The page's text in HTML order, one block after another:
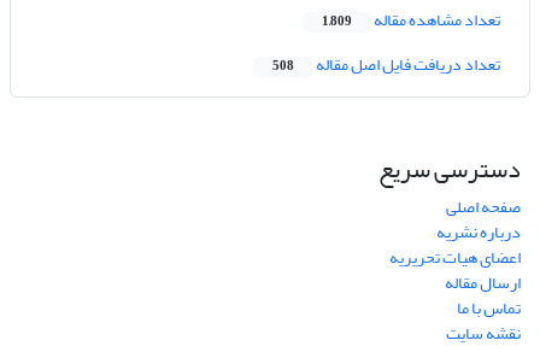
تعداد مشاهده مقاله 1,809
تعداد دریافت فایل اصل مقاله 508
دسترسی سریع
صفحه اصلی
درباره نشریه
اعضای هیات تحریریه
ارسال مقاله
تماس با ما
نقشه سایت